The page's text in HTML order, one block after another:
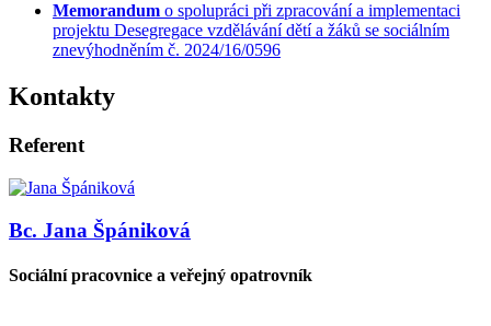
Memorandum o spolupráci při zpracování a implementaci
projektu Desegregace vzdělávání dětí a žáků se sociálním
znevýhodněním č. 2024/16/0596
Kontakty
Referent
Bc. Jana Špániková
Sociální pracovnice a veřejný opatrovník